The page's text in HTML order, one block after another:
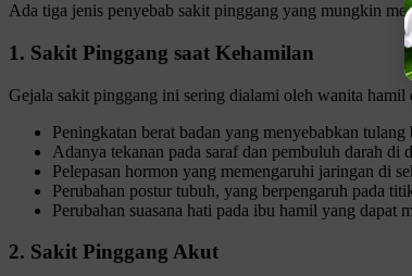
Ada tiga jenis penyebab sakit pinggang yang mungkin
1. Sakit Pinggang saat Kehamilan
Gejala sakit pinggang ini sering dialami oleh wanita hamil
Peningkatan berat badan yang menyebabkan
Adanya tekanan pada saraf dan pembuluh darah di
Pelepasan hormon yang memengaruhi jaringan di
Perubahan postur tubuh, yang berpengaruh pada
Perubahan suasana hati pada ibu hamil yang
2. Sakit Pinggang Akut